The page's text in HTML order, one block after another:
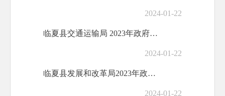
2024-01-22
临夏县交通运输局 2023年政府信息公开...
2024-01-22
临夏县发展和改革局2023年政府信息公开...
2024-01-22